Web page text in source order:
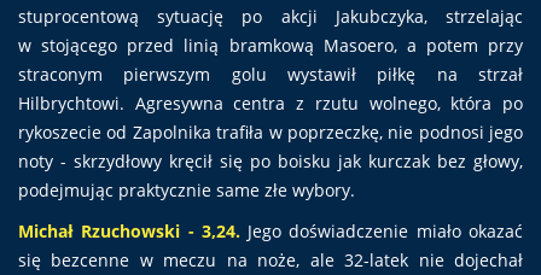
stuprocentową sytuację po akcji Jakubczyka, strzelając
w stojącego przed linią bramkową Masoero, a potem przy
straconym pierwszym golu wystawił piłkę na strzał
Hilbrychtowi. Agresywna centra z rzutu wolnego, która po
rykoszecie od Zapolnika trafiła w poprzeczkę, nie podnosi jego
noty - skrzydłowy kręcił się po boisku jak kurczak bez głowy,
podejmując praktycznie same złe wybory.
Michał Rzuchowski - 3,24.Jego doświadczenie miało okazać
się bezcenne w meczu na noże, ale 32-latek nie dojechał